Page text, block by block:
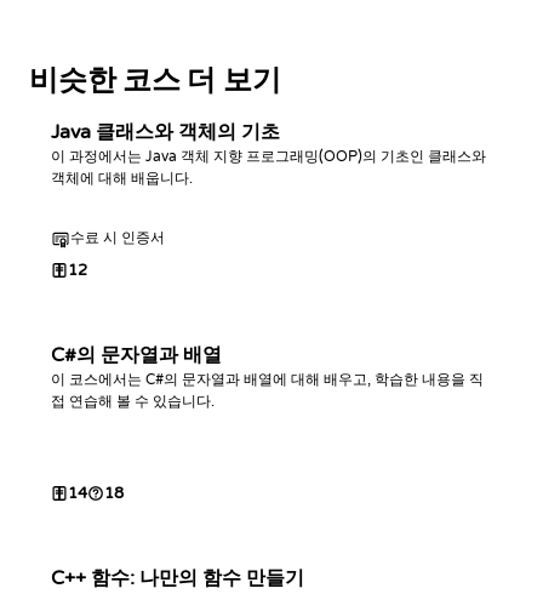
비슷한 코스 더 보기
Java 클래스와 객체의 기초
이 과정에서는 Java 객체 지향 프로그래밍(OOP)의 기초인 클래스와
객체에 대해 배웁니다.
수료 시 인증서
12
C#의 문자열과 배열
이 코스에서는 C#의 문자열과 배열에 대해 배우고, 학습한 내용을 직
접 연습해 볼 수 있습니다.
14 18
C++ 함수: 나만의 함수 만들기